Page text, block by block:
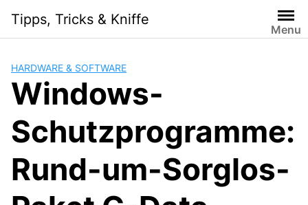
content
Tipps, Tricks & Kniffe
Menu
HARDWARE & SOFTWARE
Windows-
Schutzprogramme:
Rund-um-Sorglos-